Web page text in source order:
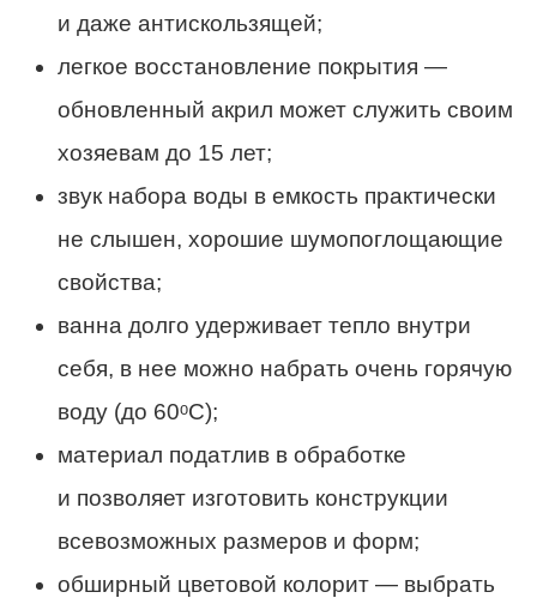
и даже антискользящей;
легкое восстановление покрытия —
обновленный акрил может служить своим
хозяевам до 15 лет;
звук набора воды в емкость практически
не слышен, хорошие шумопоглощающие
свойства;
ванна долго удерживает тепло внутри
себя, в нее можно набрать очень горячую
воду (до 60ᵒС);
материал податлив в обработке
и позволяет изготовить конструкции
всевозможных размеров и форм;
обширный цветовой колорит — выбрать